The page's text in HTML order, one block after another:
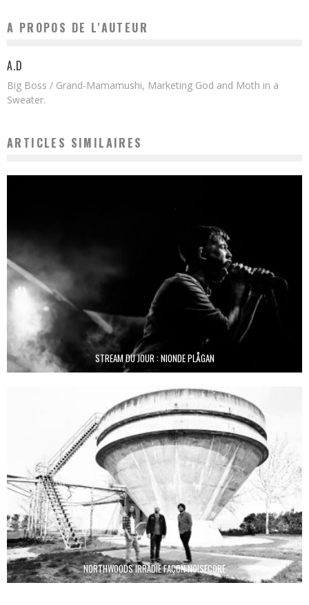
A PROPOS DE L'AUTEUR
A.D
Big Boss / Grand-Mamamushi, Marketing God and Moth in a
Sweater.
ARTICLES SIMILAIRES
STREAM DU JOUR : NIONDE PLÅGAN
NORTHWOODS IRRADIE FAÇON NOISECORE